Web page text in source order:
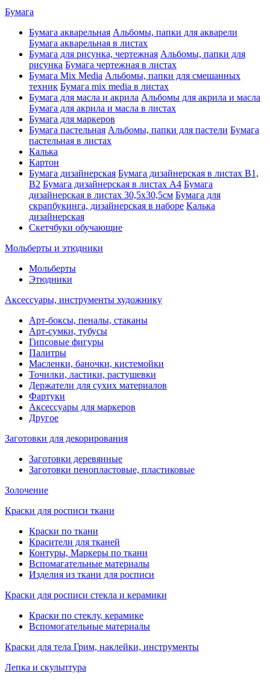
Бумага
Бумага акварельная Альбомы, папки для акварели
Бумага акварельная в листах
Бумага для рисунка, чертежная Альбомы, папки для
рисунка Бумага чертежная в листах
Бумага Mix Media Альбомы, папки для смешанных
техник Бумага mix media в листах
Бумага для масла и акрила Альбомы для акрила и масла
Бумага для акрила и масла в листах
Бумага для маркеров
Бумага пастельная Альбомы, папки для пастели Бумага
пастельная в листах
Калька
Картон
Бумага дизайнерская Бумага дизайнерская в листах В1,
В2 Бумага дизайнерская в листах А4 Бумага
дизайнерская в листах 30,5х30,5см Бумага для
скрапбукинга, дизайнерская в наборе Калька
дизайнерская
Скетчбуки обучающие
Мольберты и этюдники
Мольберты
Этюдники
Аксессуары, инструменты художнику
Арт-боксы, пеналы, стаканы
Арт-сумки, тубусы
Гипсовые фигуры
Палитры
Масленки, баночки, кистемойки
Точилки, ластики, растушевки
Держатели для сухих материалов
Фартуки
Аксессуары для маркеров
Другое
Заготовки для декорирования
Заготовки деревянные
Заготовки пенопластовые, пластиковые
Золочение
Краски для росписи ткани
Краски по ткани
Красители для тканей
Контуры, Маркеры по ткани
Вспомагательные материалы
Изделия из ткани для росписи
Краски для росписи стекла и керамики
Краски по стеклу, керамике
Вспомогательные материалы
Краски для тела Грим, наклейки, инструменты
Лепка и скульптура